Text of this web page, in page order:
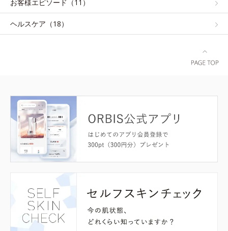
お客様エピソード（11）
ヘルスケア（18）